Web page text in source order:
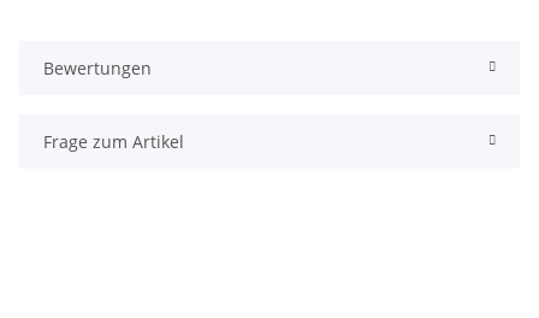
Bewertungen
Frage zum Artikel